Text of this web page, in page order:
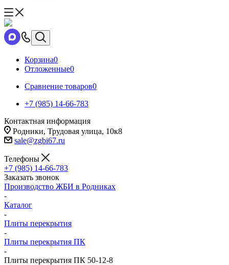
Корзина0
Отложенные0
Сравнение товаров0
+7 (985) 14-66-783
Контактная информация
Родники, Трудовая улица, 10к8
sale@zgbi67.ru
Телефоны
+7 (985) 14-66-783
Заказать звонок
Производство ЖБИ в Родниках
-
Каталог
-
Плиты перекрытия
-
Плиты перекрытия ПК
-
Плиты перекрытия ПК 50-12-8